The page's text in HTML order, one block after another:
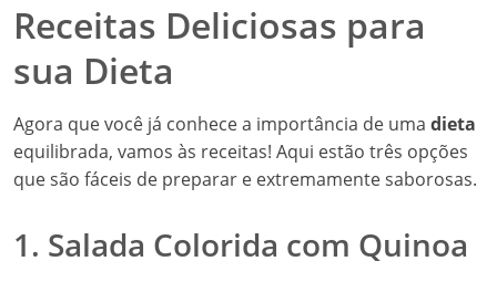
Receitas Deliciosas para
sua Dieta
Agora que você já conhece a importância de uma dieta
equilibrada, vamos às receitas! Aqui estão três opções
que são fáceis de preparar e extremamente saborosas.
1. Salada Colorida com Quinoa